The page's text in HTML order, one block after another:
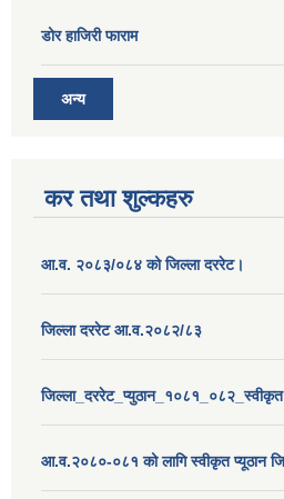
डोर हाजिरी फाराम
अन्य
कर तथा शुल्कहरु
आ.व. २०८३/०८४ को जिल्ला दररेट।
जिल्ला दररेट आ.व.२०८२/८३
जिल्ला_दररेट_प्युठान_१०८१_०८२_स्वीकृत
आ.व.२०८०-०८१ को लागि स्वीकृत प्यूठान